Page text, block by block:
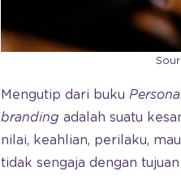
Mengutip dari buku
branding adalah suatu
nilai, keahlian, perilaku,
tidak sengaja dengan